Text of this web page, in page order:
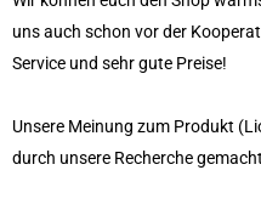
uns auch schon vor der
Service und sehr gute Preise!
Unsere Meinung zum Produkt
durch unsere Recherche